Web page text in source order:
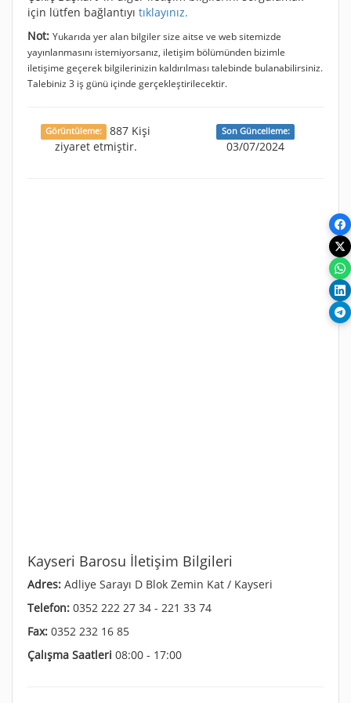
için lütfen bağlantıyı tıklayınız.
Not: Yukarıda yer alan bilgiler size aitse ve web sitemizde
yayınlanmasını istemiyorsanız, iletişim bölümünden bizimle
iletişime geçerek bilgilerinizin kaldırılması talebinde bulanabilirsiniz.
Talebiniz 3 iş günü içinde gerçekleştirilecektir.
Görüntüleme:
887 Kişi
ziyaret etmiştir.
Son Güncelleme:
03/07/2024
Kayseri Barosu İletişim Bilgileri
Adres: Adliye Sarayı D Blok Zemin Kat / Kayseri
Telefon: 0352 222 27 34 - 221 33 74
Fax: 0352 232 16 85
Çalışma Saatleri 08:00 - 17:00